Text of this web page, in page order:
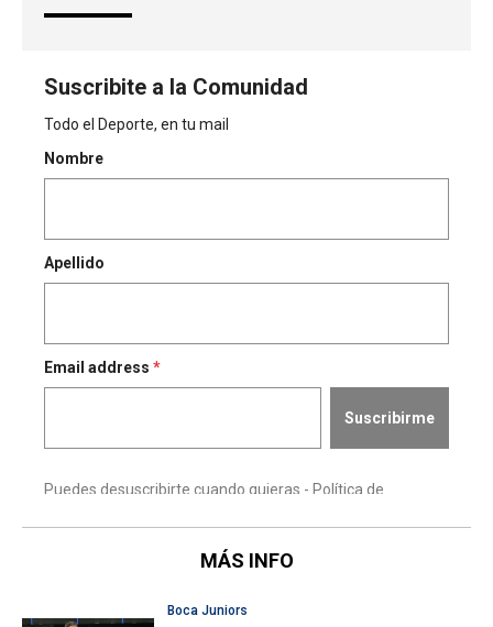
MÁS INFO
Boca Juniors